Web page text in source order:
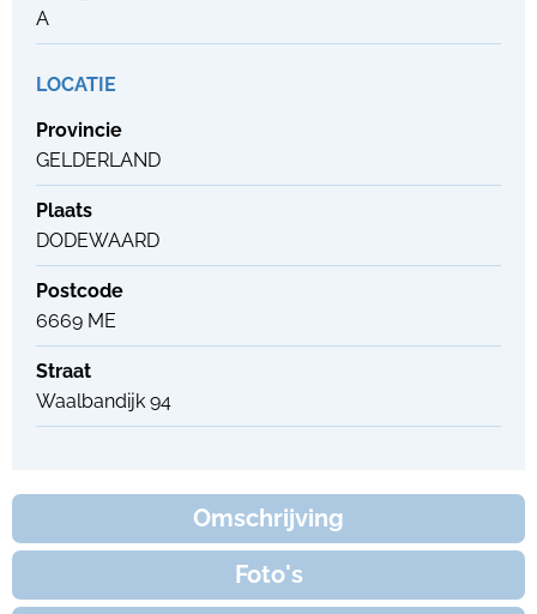
A
LOCATIE
Provincie
GELDERLAND
Plaats
DODEWAARD
Postcode
6669 ME
Straat
Waalbandijk 94
Omschrijving
Foto's